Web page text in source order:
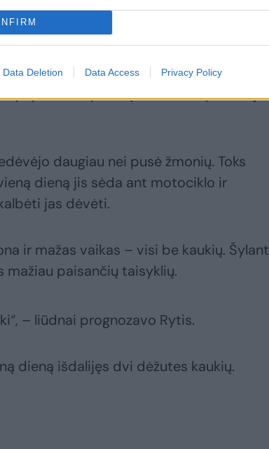
Data Deletion Data Access Privacy Policy
ne tiktai paimti kaukes, bet ir jas
praeiviai paėmę kaukes tik padėkojo
daugiau nei pusė žmonių. Toks
dieną jis sėda ant motociklo ir
jas dėvėti.
ir mažas vaikas – visi be kaukių. Šylant
mažiau paisančių taisyklių.
– liūdnai prognozavo Rytis.
dieną išdalijęs dvi dėžutes kaukių.